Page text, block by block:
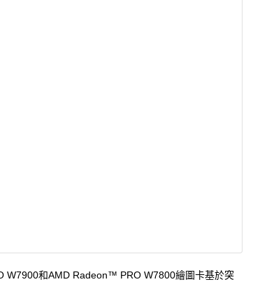
W7900和AMD Radeon™ PRO W7800繪圖卡基於突